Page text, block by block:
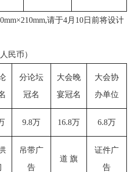
请于4月10日前将设计
民币）
分论坛
冠名
大会晚
宴冠名
大会协
办单位
9.8万 16.8万 6.8万
吊带广
告
道 旗
证件广
告